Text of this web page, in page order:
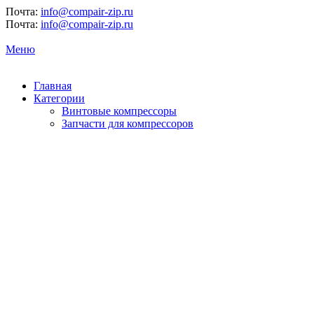
Почта: info@compair-zip.ru
Почта: info@compair-zip.ru
Меню
Главная
Категории
Винтовые компрессоры
Запчасти для компрессоров